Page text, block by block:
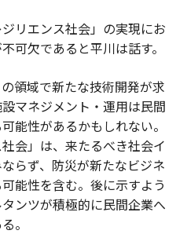
リエンス社会」の実現にお
可欠であると平川は話す。
領域で新たな技術開発が求
マネジメント・運用は民間
能性があるかもしれない。
会」は、来たるべき社会イ
らず、防災が新たなビジネ
能性を含む。後に示すよう
ンツが積極的に民間企業へ
。